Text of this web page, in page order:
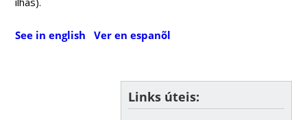
See in english Ver en espanõl
Links úteis: